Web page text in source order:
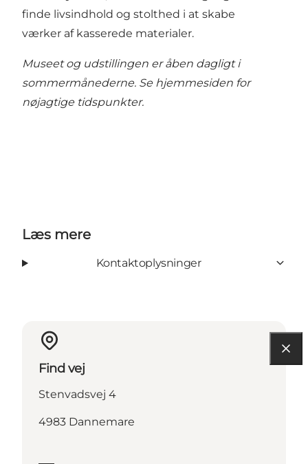
finde livsindhold og stolthed i at skabe
værker af kasserede materialer.
Museet og udstillingen er åben dagligt i
sommermånederne. Se hjemmesiden for
nøjagtige tidspunkter.
Læs mere
Kontaktoplysninger
Find vej
Stenvadsvej 4
4983 Dannemare